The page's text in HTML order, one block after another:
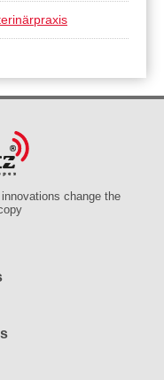
für Pferde
change the